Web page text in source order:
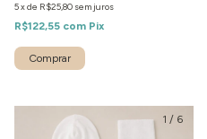
5xde R$25,80 sem juros
R$122,55 com Pix
1 / 6